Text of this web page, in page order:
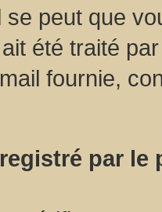
se peut que
ait été traité
fournie,
par le